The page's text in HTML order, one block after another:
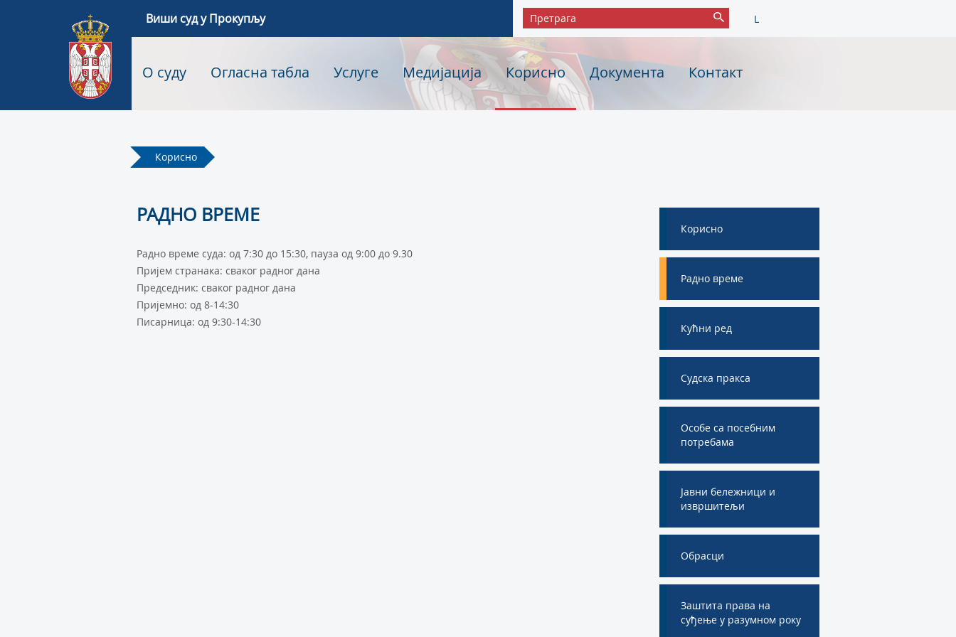
Виши суд у Прокупљу L
О суду Огласна табла Услуге Медијација Корисно Документа Контакт
Корисно
Корисно
Радно време
Кућни ред
Судска пракса
Особе са посебним
потребама
Јавни бележници и
извршитељи
Обрасци
Заштита права на
суђење у разумном року
РАДНО ВРЕМЕ
Радно време суда: од 7:30 до 15:30, пауза од 9:00 до 9.30
Пријем странака: сваког радног дана
Председник: сваког радног дана
Пријемно: од 8-14:30
Писарница: од 9:30-14:30